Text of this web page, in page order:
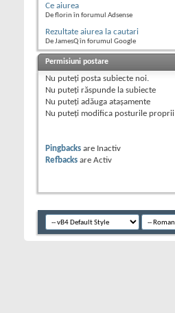
Ce aiurea
De florin în forumul Adsense
Rezultate aiurea la cautari
De JamesQ în forumul Google
Permisiuni postare
Nu puteţi posta subiecte noi.
Nu puteţi răspunde la subiecte
Nu puteţi adăuga ataşamente
Nu puteţi modifica posturile proprii
Pingbacks are Inactiv
Refbacks are Activ